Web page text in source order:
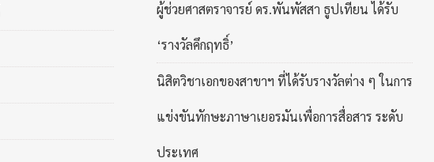
ผู้ช่วยศาสตราจารย์ ดร.พันพัสสา ธูปเทียน ได้รับ
‘รางวัลคึกฤทธิ์’
นิสิตวิชาเอกของสาขาฯ ที่ได้รับรางวัลต่าง ๆ ในการ
แข่งขันทักษะภาษาเยอรมันเพื่อการสื่อสาร ระดับ
ประเทศ